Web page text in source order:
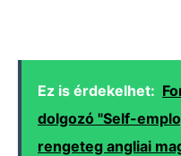
Ez is érdekelhet:
dolgozó "Self-
rengeteg angliai